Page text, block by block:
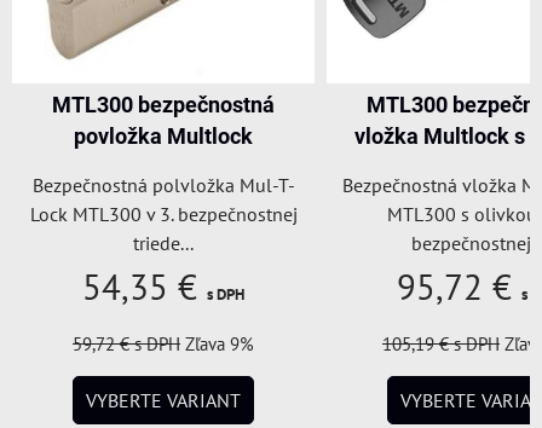
MTL300 bezpečnostná
vložka Multlock s olivkou
Bezpečnostná vložka Mul-T-Lock
MTL300 s olivkou v 3.
bezpečnostnej...
95,72 €
105,19 € s DPH Zľava 9%
VYBERTE VARIANT
FAB 3 PROFI
Polvložka
bezpečnostnej
VYBERTE